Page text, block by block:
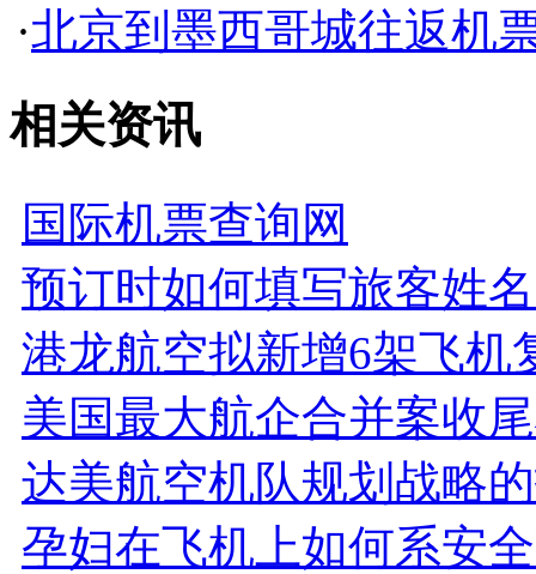
·北京到墨西哥城往返机
相关资讯
国际机票查询网
预订时如何填写旅客姓
港龙航空拟新增6架飞机
美国最大航企合并案收
达美航空机队规划战略
孕妇在飞机上如何系安